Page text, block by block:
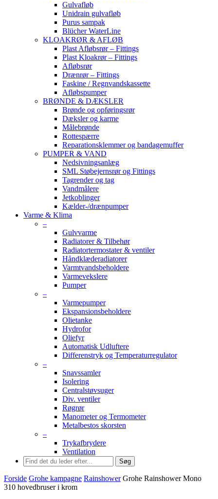
Gulvafløb
Unidrain gulvafløb
Purus sampak
Blücher WaterLine
KLOAKRØR & AFLØB
Plast Afløbsrør – Fittings
Plast Kloakrør – Fittings
Afløbsrør
Drænrør – Fittings
Faskine / Regnvandskassette
Afløbspumper
BRØNDE & DÆKSLER
Brønde og opføringsrør
Dæksler og karme
Målebrønde
Rottespærre
Reparationsklemmer og bandagemuffer
PUMPER & VAND
Nedsivningsanlæg
SML Støbejernsrør og Fittings
Tagrender og tag
Vandmålere
Jetkoblinger
Kælder-/drænpumper
Varme & Klima
–
Gulvvarme
Radiatorer & Tilbehør
Radiatortermostater & ventiler
Håndklæderadiatorer
Varmtvandsbeholdere
Varmevekslere
Pumper
–
Varmepumper
Ekspansionsbeholdere
Olietanke
Hydrofor
Oliefyr
Automatisk Udluftere
Differenstryk og Temperaturregulator
–
Snavssamler
Isolering
Centralstøvsuger
Div. ventiler
Røgrør
Manometer og Termometer
Metalbestos skorsten
–
Trykafbrydere
Ventilation
Søg
Forside Grohe kampagne Rainshower Grohe Rainshower Mono
310 hovedbruser i krom